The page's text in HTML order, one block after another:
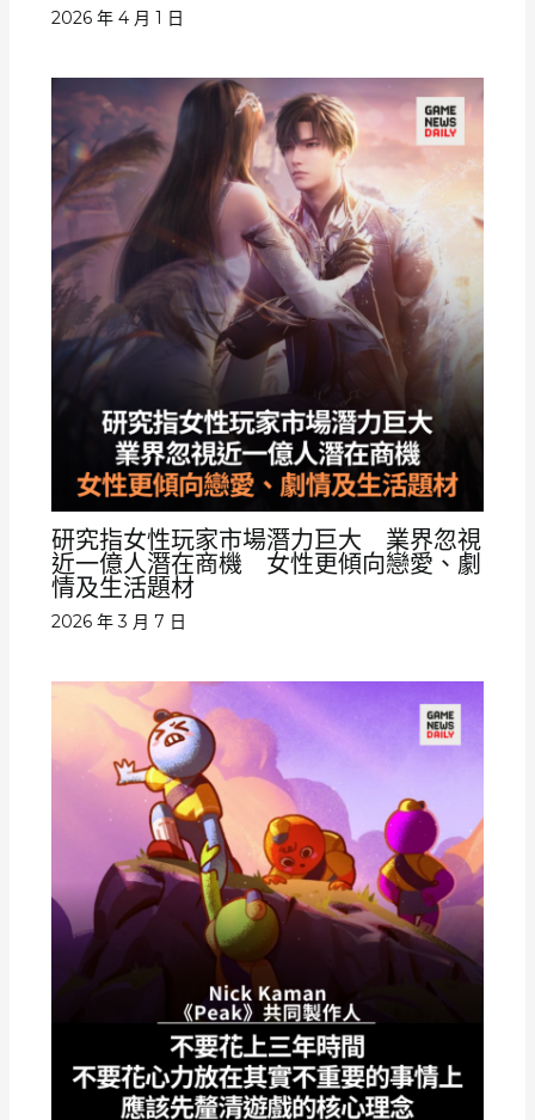
2026 年 4 月 1 日
研究指女性玩家市場潛力巨大 業界忽視
近一億人潛在商機 女性更傾向戀愛、劇
情及生活題材
2026 年 3 月 7 日